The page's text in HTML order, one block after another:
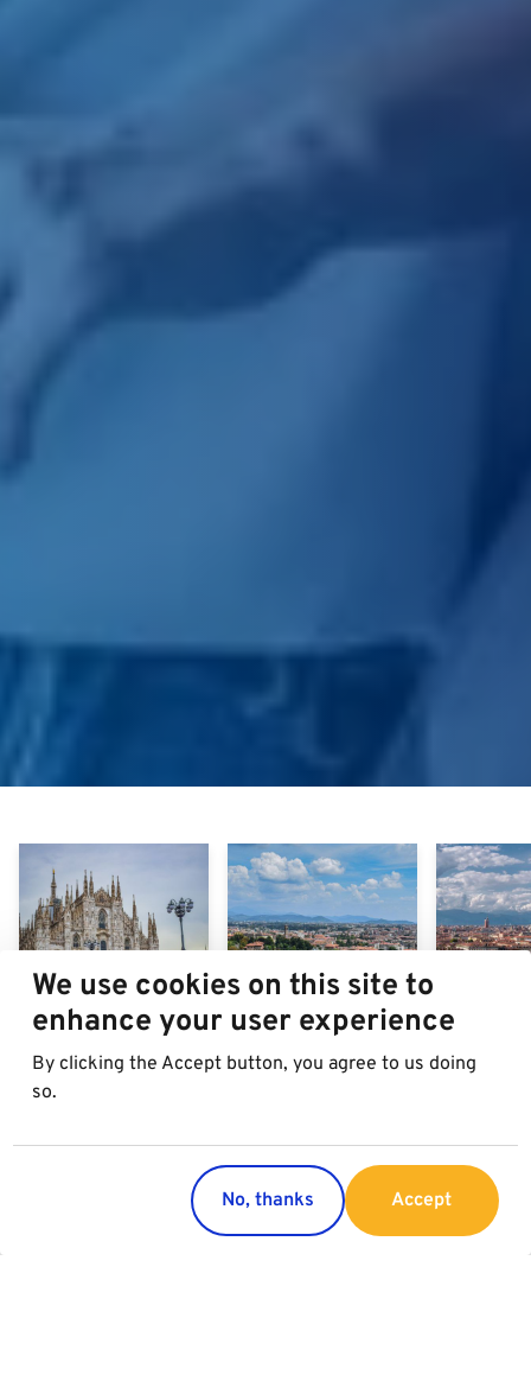
Milano Bergamo Torino
We use cookies on this site to
enhance your user experience
By clicking the Accept button, you agree to us doing
so.
Accept
No, thanks